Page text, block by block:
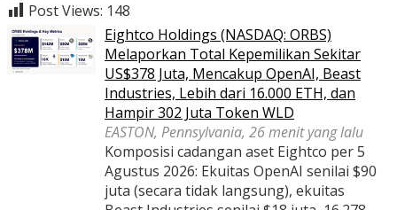
Post Views: 148
Eightco Holdings (NASDAQ: ORBS)
Melaporkan Total Kepemilikan Sekitar
US$378 Juta, Mencakup OpenAI, Beast
Industries, Lebih dari 16.000 ETH, dan
Hampir 302 Juta Token WLD
EASTON, Pennsylvania, 26 menit yang lalu
Komposisi cadangan aset Eightco per 5
Agustus 2026: Ekuitas OpenAI senilai $90
juta (secara tidak langsung), ekuitas